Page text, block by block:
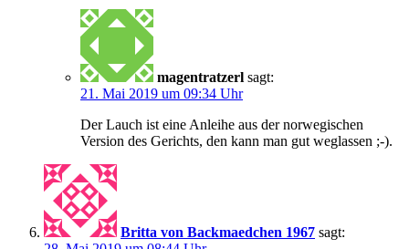
magentratzerl sagt:
21. Mai 2019 um 09:34 Uhr
Der Lauch ist eine Anleihe aus der norwegischen
Version des Gerichts, den kann man gut weglassen ;-).
Britta von Backmaedchen 1967 sagt: